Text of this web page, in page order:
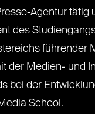
Agentur
des
führender
der Medien- und
bei der
School.